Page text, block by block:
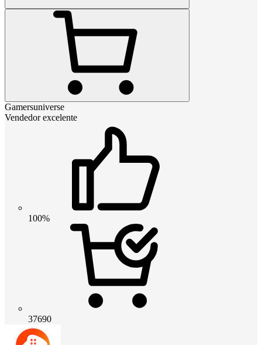
Gamersuniverse
Vendedor excelente
100%
37690